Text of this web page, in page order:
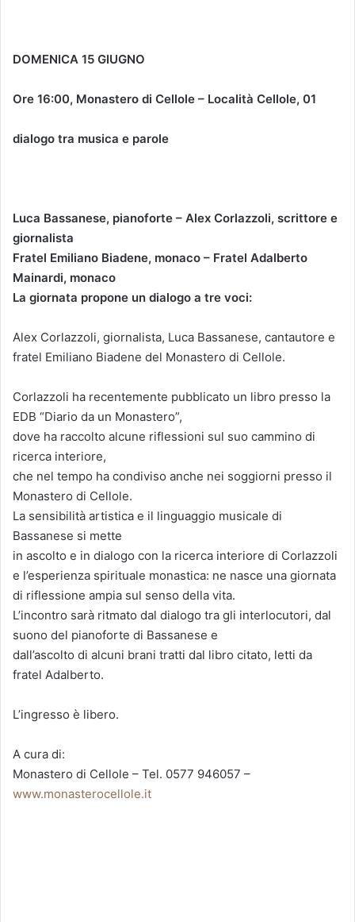
DOMENICA 15 GIUGNO
Ore 16:00, Monastero di Cellole – Località Cellole, 01
dialogo tra musica e parole
Luca Bassanese, pianoforte – Alex Corlazzoli, scrittore e
giornalista
Fratel Emiliano Biadene, monaco – Fratel Adalberto
Mainardi, monaco
La giornata propone un dialogo a tre voci:
Alex Corlazzoli, giornalista, Luca Bassanese, cantautore e
fratel Emiliano Biadene del Monastero di Cellole.
Corlazzoli ha recentemente pubblicato un libro presso la
EDB “Diario da un Monastero”,
dove ha raccolto alcune riflessioni sul suo cammino di
ricerca interiore,
che nel tempo ha condiviso anche nei soggiorni presso il
Monastero di Cellole.
La sensibilità artistica e il linguaggio musicale di
Bassanese si mette
in ascolto e in dialogo con la ricerca interiore di Corlazzoli
e l’esperienza spirituale monastica: ne nasce una giornata
di riflessione ampia sul senso della vita.
L’incontro sarà ritmato dal dialogo tra gli interlocutori, dal
suono del pianoforte di Bassanese e
dall’ascolto di alcuni brani tratti dal libro citato, letti da
fratel Adalberto.
L’ingresso è libero.
A cura di:
Monastero di Cellole – Tel. 0577 946057 –
www.monasterocellole.it